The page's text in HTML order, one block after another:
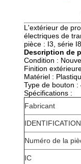
L'extérieur de
électriques de
pièce : I3, série I8.
Description de
Condition :
Finition
Matériel :
Type de bouton
Spécifications :
Fabricant
Numéro de la
IC